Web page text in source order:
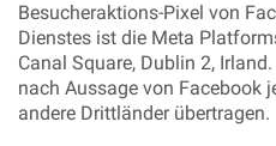
Besucheraktions-Pixel von
Dienstes ist die Meta
Canal Square, Dublin 2,
nach Aussage von Facebook
andere Drittländer übertragen.